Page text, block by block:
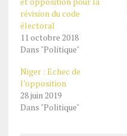
révision du code
électoral
11 octobre 2018
Dans "Politique"
Niger : Echec de
l’opposition
28 juin 2019
Dans "Politique"